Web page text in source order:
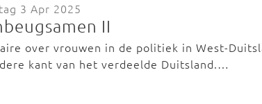
3 Apr 2025
II
over vrouwen in de politiek in West-
kant van het verdeelde Duitsland.…